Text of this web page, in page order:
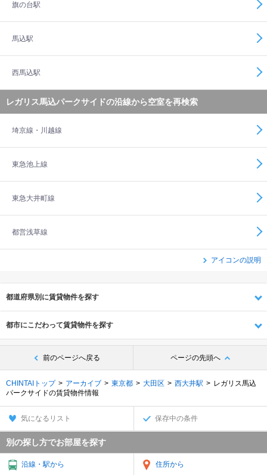
旗の台駅
馬込駅
西馬込駅
レガリス馬込パークサイドの沿線から空室を再検索
埼京線・川越線
東急池上線
東急大井町線
都営浅草線
アイコンの説明
都道府県別に賃貸物件を探す
都市にこだわって賃貸物件を探す
前のページへ戻る ページの先頭へ
CHINTAIトップ アーカイブ 東京都 大田区 西大井駅
レガリス馬込
パークサイドの賃貸物件情報
気になるリスト 保存中の条件
別の探し方でお部屋を探す
沿線・駅から 住所から